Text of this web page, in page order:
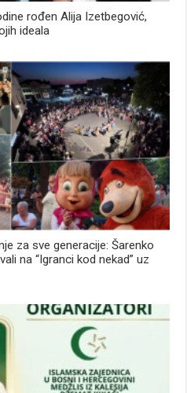
rođen Alija Izetbegović,
ideala
za sve generacije: Šarenko
na “Igranci kod nekad” uz